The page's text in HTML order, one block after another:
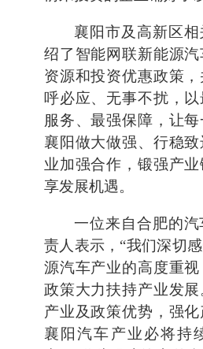
襄阳市及高新区
绍了智能网联新能源汽
资源和投资优惠政策
呼必应、无事不扰，
服务、最强保障，让
襄阳做大做强、行稳
业加强合作，锻强产
享发展机遇。
一位来自合肥的
责人表示，“我们深切
源汽车产业的高度重
政策大力扶持产业发
产业及政策优势，强化
襄阳汽车产业必将持